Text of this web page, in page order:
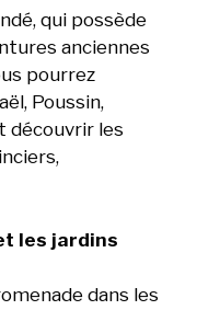
qui possède
anciennes
pourrez
Poussin,
découvrir les
les jardins
dans les